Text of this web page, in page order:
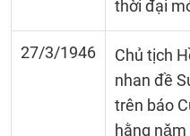
thời đại
27/3/1946
Chủ tịch
nhan đề
trên báo
hằng